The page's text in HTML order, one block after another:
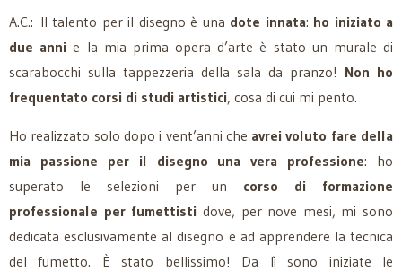
A.C.: Il talento per il disegno è una dote innata: ho iniziato a
due anni e la mia prima opera d’arte è stato un murale di
scarabocchi sulla tappezzeria della sala da pranzo! Non ho
frequentato corsi di studi artistici, cosa di cui mi pento.
Ho realizzato solo dopo i vent’anni che avrei voluto fare della
mia passione per il disegno una vera professione: ho
superato le selezioni per un corso di formazione
professionale per fumettisti dove, per nove mesi, mi sono
dedicata esclusivamente al disegno e ad apprendere la tecnica
del fumetto. È stato bellissimo! Da lì sono iniziate le